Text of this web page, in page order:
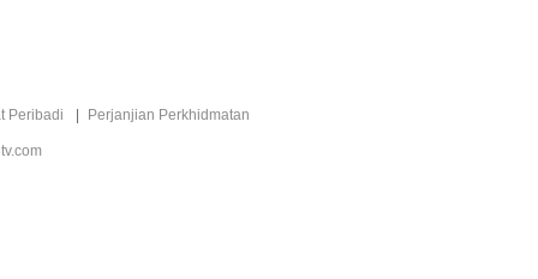
Peribadi Perjanjian Perkhidmatan